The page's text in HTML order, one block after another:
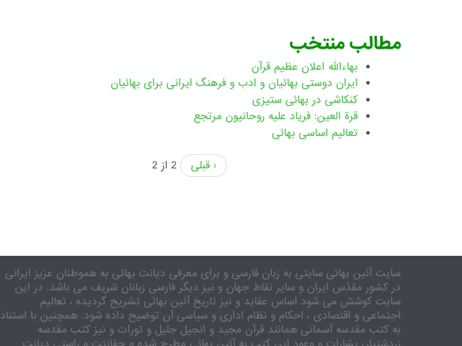
مطالب منتخب
بهاءالله اعلان عظیم قرآن
ايران دوستی بهائيان و ادب و فرهنگ ايرانی برای بهائيان
کنکاشی در بهائی ستيزی
قرة العین: فریاد علیه روحانیون مرتجع
تعالیم اساسی بهائی
‹ قبلی
2 از 2
سایت آئین بهائی سایتی به زبان فارسی و برای معرفی دیانت بهائی به هموطنان عزیز ایرانی
در کشور مقدّس ایران و سایر نقاط جهان و نیز دیگر فارسی زبانان شریف می باشد. در این
سایت کوشش می شود اساس عقاید و نیز تاریخ آئین بهائی تشریح گردیده ، تعالیم
اجتماعی و اقتصادی ، احکام و نظام اداری و سیاسی آن توضیح داده شود. همچنین با استناد
به کتب مقدسه آسمانی همانند قرآن مجید و انجیل جلیل و تورات و نیز کتب مقدسه